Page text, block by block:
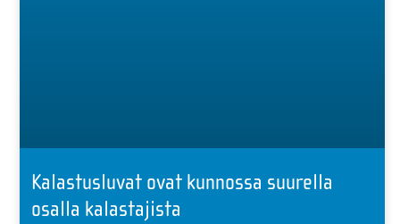
Kalastusluvat ovat kunnossa suurella
osalla kalastajista